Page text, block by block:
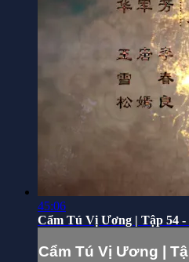
45:06
Cẩm Tú Vị Ương | Tập 54 -
Cẩm Tú Vị Ương |